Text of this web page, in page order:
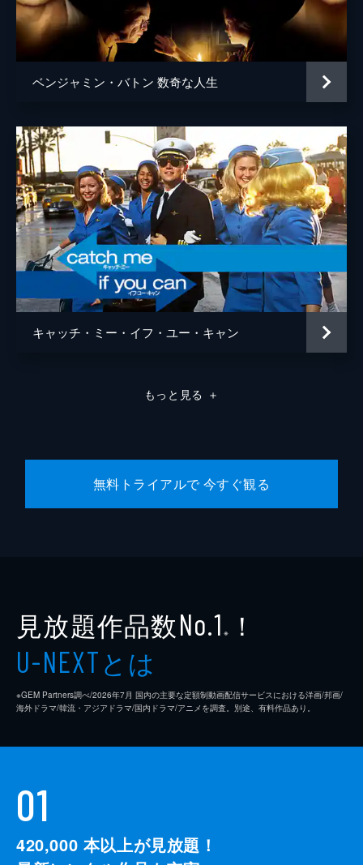
ベンジャミン・バトン 数奇な人生
キャッチ・ミー・イフ・ユー・キャン
もっと見る ＋
無料トライアルで 今すぐ観る
見放題作品数No.1 ※ ！
U-NEXTとは
※GEM Partners調べ/2026年7⽉ 国内の主要な定額制動画配信サービスにおける洋画/邦画/
海外ドラマ/韓流・アジアドラマ/国内ドラマ/アニメを調査。別途、有料作品あり。
01
420,000 本以上が見放題！